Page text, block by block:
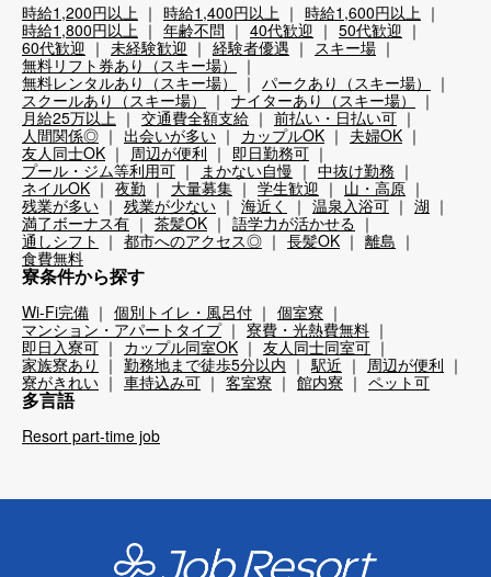
時給1,200円以上 時給1,400円以上
時給1,600円以上
時給1,800円以上
年齢不問 40代歓迎
50代歓迎
60代歓迎
未経験歓迎 経験者優遇
スキー場
無料リフト券あり（スキー場）
無料レンタルあり（スキー場）
パークあり（スキー場）
スクールあり（スキー場）
ナイターあり（スキー場）
月給25万以上
交通費全額支給
前払い・日払い可
人間関係◎
出会いが多い カップルOK
夫婦OK
友人同士OK
周辺が便利
即日勤務可
プール・ジム等利用可
まかない自慢
中抜け勤務
ネイルOK
夜勤 大量募集 学生歓迎
山・高原
残業が多い
残業が少ない 海近く 温泉入浴可
湖
満了ボーナス有
茶髪OK
語学力が活かせる
通しシフト
都市へのアクセス◎ 長髪OK
離島
食費無料
寮条件から探す
Wi-Fi完備 個別トイレ・風呂付
個室寮
マンション・アパートタイプ
寮費・光熱費無料
即日入寮可
カップル同室OK
友人同士同室可
家族寮あり
勤務地まで徒歩5分以内 駅近
周辺が便利
寮がきれい
車持込み可 客室寮 館内寮 ペット可
多言語
Resort part-time job